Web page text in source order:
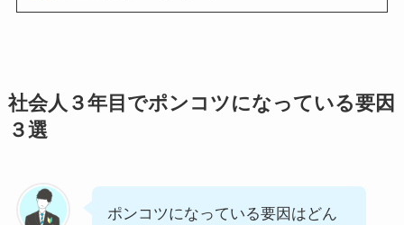
社会人３年目でポンコツになっている要因
３選
ポンコツになっている要因はどん